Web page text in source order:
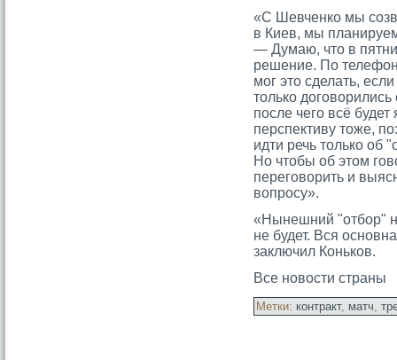
«С Шевченко мы
в Киев, мы
— Думаю, что в
решение. По
мог это сделать,
только
после чего всё
перспективу тоже,
идти речь только об
Но чтобы об этом
переговорить и
вопросу».
«Нынешний "отбор"
не будет. Вся
заключил Коньков.
Все новости страны
Метки: контракт, матч,